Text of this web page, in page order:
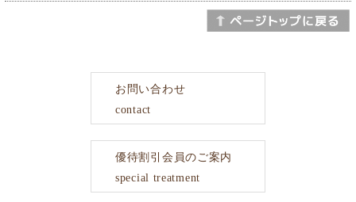
お問い合わせ
contact
優待割引会員のご案内
special treatment